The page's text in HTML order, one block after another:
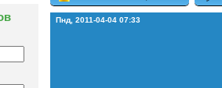
Пнд, 2011-04-04 07:33